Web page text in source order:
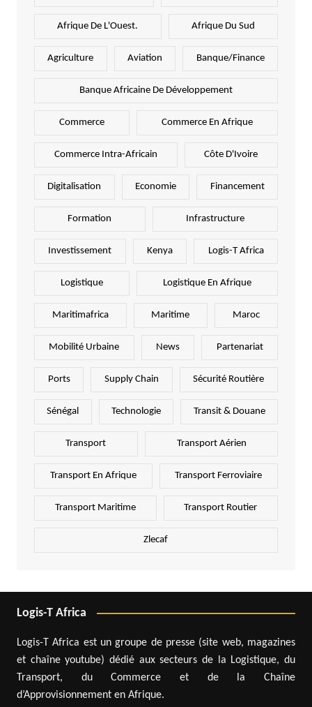
Afrique De L'Ouest. Afrique Du Sud
Agriculture Aviation Banque/Finance
Banque Africaine De Développement
Commerce Commerce En Afrique
Commerce Intra-Africain Côte D'Ivoire
Digitalisation Economie Financement
Formation Infrastructure
Investissement Kenya Logis-T Africa
Logistique Logistique En Afrique
Maritimafrica Maritime Maroc
Mobilité Urbaine News Partenariat
Ports Supply Chain Sécurité Routière
Sénégal Technologie Transit & Douane
Transport Transport Aérien
Transport En Afrique Transport Ferroviaire
Transport Maritime Transport Routier
Zlecaf
Logis-T Africa
Logis-T Africa est un groupe de presse (site web, magazines
et chaîne youtube) dédié aux secteurs de la Logistique, du
Transport, du Commerce et de la Chaîne
d’Approvisionnement en Afrique.